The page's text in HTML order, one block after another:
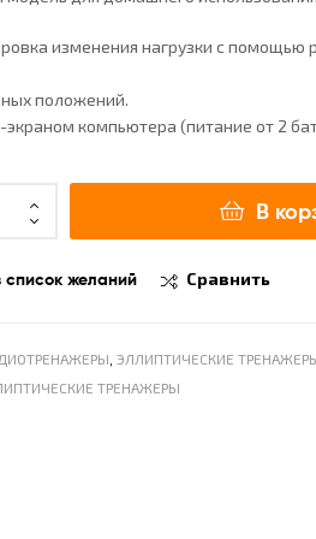
изменения нагрузки с помощью
положений.
экраном компьютера (питание от 2
В
список желаний Сравнить
,ЭЛЛИПТИЧЕСКИЕ
ТРЕНАЖЕРЫ